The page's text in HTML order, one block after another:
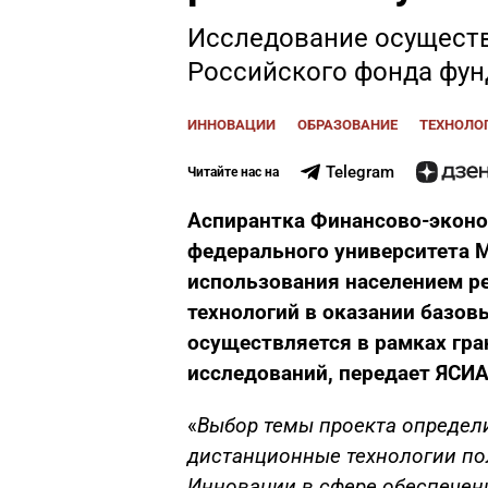
Исследование
Российского фонда
ИННОВАЦИИ ОБРАЗОВАНИЕ
Читайте нас на Telegram
Аспирантка Финансово-
федерального университета
использования населением
технологий в оказании
осуществляется в рамках
исследований, передает
«Выбор темы проекта
дистанционные технологии